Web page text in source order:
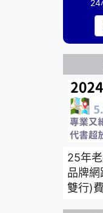
24
25年
品牌
雙行)